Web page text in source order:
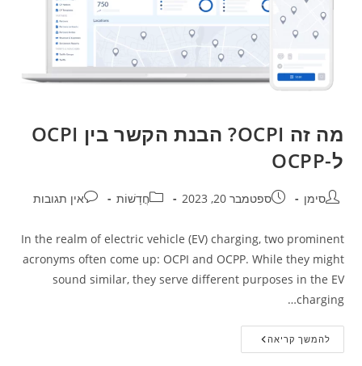
מה זה OCPI? הבנת הקשר בין OCPI
ל-OCPP
סימן ספטמבר 20, 2023 חֲדָשׁוֹת אין תגובות
In the realm of electric vehicle (EV) charging, two prominent
acronyms often come up: OCPI and OCPP. While they might
sound similar, they serve different purposes in the EV
charging…
להמשך קריאה